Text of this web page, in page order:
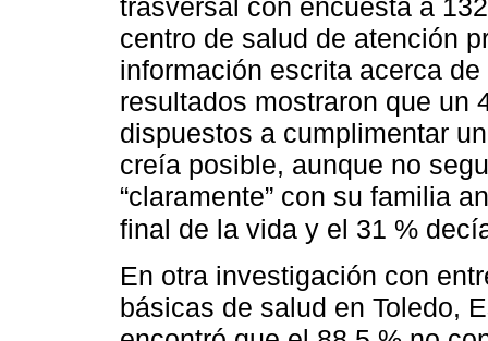
trasversal con encuesta a
centro de salud de atención
información escrita acerca
resultados mostraron que un
dispuestos a cumplimentar
creía posible, aunque no
“claramente” con su familia
final de la vida y el 31 %
En otra investigación con
básicas de salud en Toledo,